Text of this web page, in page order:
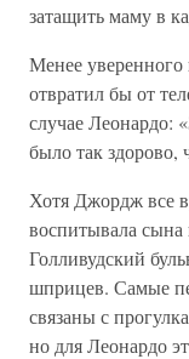
затащить маму в
Менее уверенного
отвратил бы от
случае Леонардо:
было так здорово,
Хотя Джордж все
воспитывала
Голливудский
шприцев. Самые
связаны с
но для Леонардо